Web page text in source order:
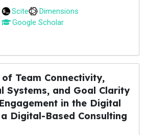
Scite
Dimensions
Google Scholar
Team Connectivity,
Systems, and Goal Clarity
in the Digital
Digital-Based Consulting